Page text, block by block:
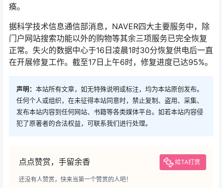
痪。
据科学技术信息通信部消息，NAVER四大主要服务中，除
门户网站搜索功能以外的购物等其余三项服务已完全恢复
正常。失火的数据中心于16日凌晨1时30分恢复供电后一直
在开展修复工作。截至17日上午6时，修复进度已达95%。
声明： 本站所有文章，如无特殊说明或标注，均为本站原创发布。
任何个人或组织，在未征得本站同意时，禁止复制、盗用、采集、
发布本站内容到任何网站、书籍等各类媒体平台。如若本站内容侵
犯了原著者的合法权益，可联系我们进行处理。
点点赞赏，手留余香 给TA打赏
还没有人赞赏，快来当第一个赞赏的人吧！